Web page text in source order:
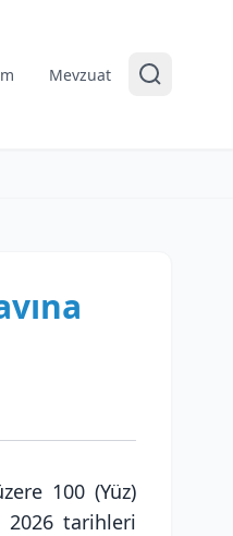
Mevzuat
100 (Yüz)
2026 tarihleri